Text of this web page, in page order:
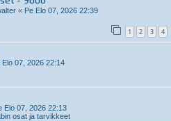
« Pe Elo 07, 2026 22:39
1 2 3 4
Elo 07, 2026 22:14
Elo 07, 2026 22:13
osat ja tarvikkeet